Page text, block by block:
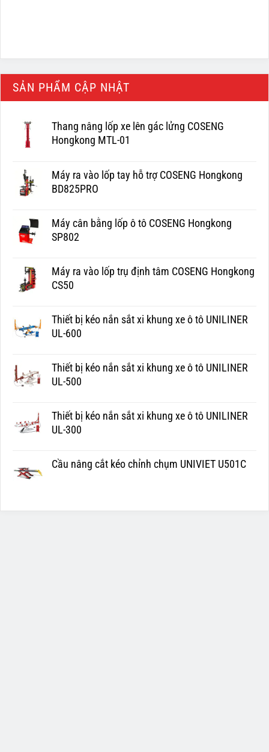
SẢN PHẨM CẬP NHẬT
Thang nâng lốp xe lên gác lửng COSENG
Hongkong MTL-01
Máy ra vào lốp tay hỗ trợ COSENG Hongkong
BD825PRO
Máy cân bằng lốp ô tô COSENG Hongkong
SP802
Máy ra vào lốp trụ định tâm COSENG Hongkong
CS50
Thiết bị kéo nắn sắt xi khung xe ô tô UNILINER
UL-600
Thiết bị kéo nắn sắt xi khung xe ô tô UNILINER
UL-500
Thiết bị kéo nắn sắt xi khung xe ô tô UNILINER
UL-300
Cầu nâng cắt kéo chỉnh chụm UNIVIET U501C